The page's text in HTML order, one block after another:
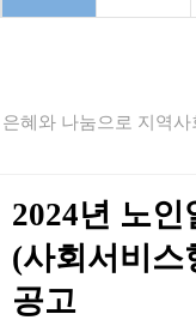
은혜와 나눔으로 지역
2024년 노
(사회서비스
공고